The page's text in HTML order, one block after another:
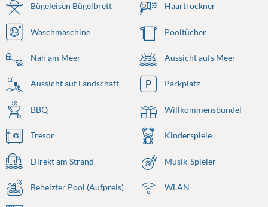
Bügeleisen Bügelbrett Haartrockner
Waschmaschine Pooltücher
Nah am Meer Aussicht aufs Meer
Aussicht auf Landschaft Parkplatz
BBQ Willkommensbündel
Tresor Kinderspiele
Direkt am Strand Musik-Spieler
Beheizter Pool (Aufpreis) WLAN